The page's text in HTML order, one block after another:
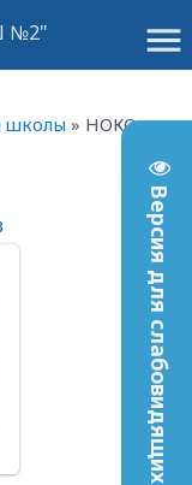
Версия для слабовидящих
menu
№2"
школы » НОКО